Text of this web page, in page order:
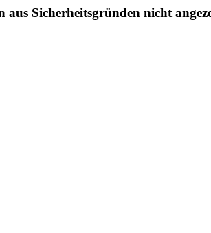
aus Sicherheitsgründen nicht